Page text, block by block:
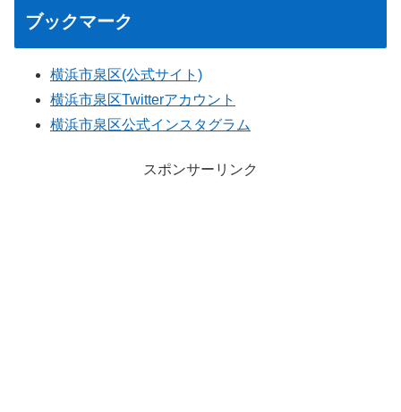
ブックマーク
横浜市泉区(公式サイト)
横浜市泉区Twitterアカウント
横浜市泉区公式インスタグラム
スポンサーリンク